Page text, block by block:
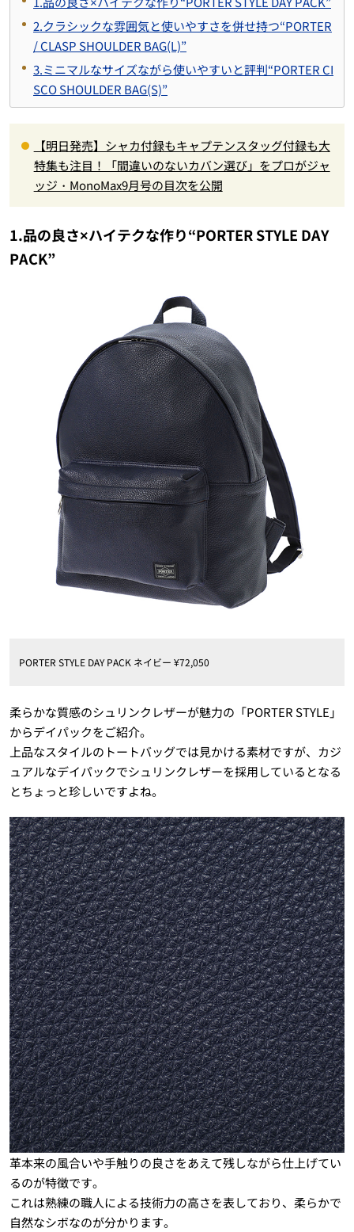
2.クラシックな雰囲気と使いやすさを併せ持つ“PORTER
/ CLASP SHOULDER BAG(L)”
3.ミニマルなサイズながら使いやすいと評判“PORTER CI
SCO SHOULDER BAG(S)”
【明日発売】シャカ付録もキャプテンスタッグ付録も大
特集も注目！「間違いのないカバン選び」をプロがジャ
ッジ・MonoMax9月号の目次を公開
1.品の良さ×ハイテクな作り“PORTER STYLE DAY
PACK”
PORTER STYLE DAY PACK ネイビー ¥72,050
柔らかな質感のシュリンクレザーが魅力の「PORTER STYLE」
からデイパックをご紹介。
上品なスタイルのトートバッグでは見かける素材ですが、カジ
ュアルなデイパックでシュリンクレザーを採用しているとなる
とちょっと珍しいですよね。
革本来の風合いや手触りの良さをあえて残しながら仕上げてい
るのが特徴です。
これは熟練の職人による技術力の高さを表しており、柔らかで
自然なシボなのが分かります。